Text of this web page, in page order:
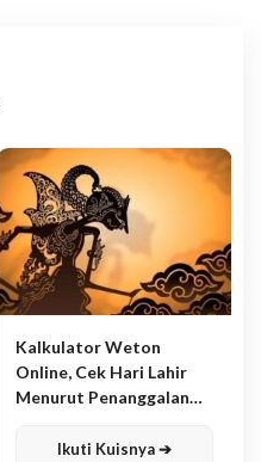
Kalkulator Weton
Online, Cek Hari Lahir
Menurut Penanggalan
Ikuti Kuisnya ➔